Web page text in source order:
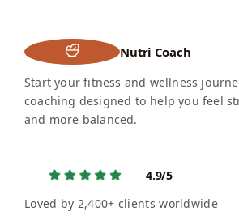
Nutri Coach
Start your fitness and wellness
coaching designed to help you feel
and more balanced.
4.9/5
Loved by 2,400+ clients worldwide